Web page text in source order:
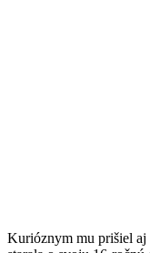
Kurióznym mu prišiel aj